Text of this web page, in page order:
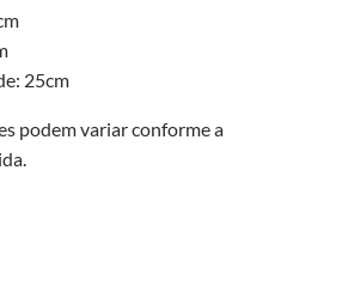
25cm
podem variar conforme a